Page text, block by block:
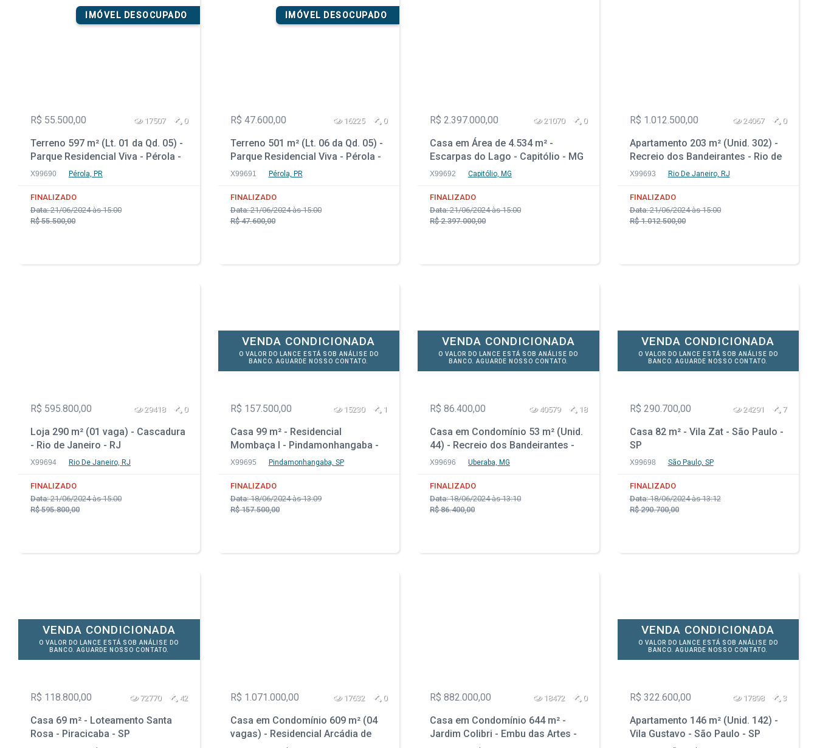
IMÓVEL DESOCUPADO
R$ 55.500,00 17507 0
Terreno 597 m² (Lt. 01 da Qd. 05) -
Parque Residencial Viva - Pérola -
PR
X99690 Pérola, PR
FINALIZADO
Data:21/06/2024 às 15:00
R$ 55.500,00
IMÓVEL DESOCUPADO
R$ 47.600,00 16225 0
Terreno 501 m² (Lt. 06 da Qd. 05) -
Parque Residencial Viva - Pérola -
PR
X99691 Pérola, PR
FINALIZADO
Data:21/06/2024 às 15:00
R$ 47.600,00
R$ 2.397.000,00 21070 0
Casa em Área de 4.534 m² -
Escarpas do Lago - Capitólio - MG
X99692 Capitólio, MG
FINALIZADO
Data:21/06/2024 às 15:00
R$ 2.397.000,00
R$ 1.012.500,00 24067 0
Apartamento 203 m² (Unid. 302) -
Recreio dos Bandeirantes - Rio de
Janeiro - RJ
X99693 Rio De Janeiro, RJ
FINALIZADO
Data:21/06/2024 às 15:00
R$ 1.012.500,00
R$ 595.800,00 29418 0
Loja 290 m² (01 vaga) - Cascadura
- Rio de Janeiro - RJ
X99694 Rio De Janeiro, RJ
FINALIZADO
Data:21/06/2024 às 15:00
R$ 595.800,00
VENDA CONDICIONADA
O VALOR DO LANCE ESTÁ SOB ANÁLISE DO
BANCO. AGUARDE NOSSO CONTATO.
R$ 157.500,00 15230 1
Casa 99 m² - Residencial
Mombaça I - Pindamonhangaba -
SP
X99695 Pindamonhangaba, SP
FINALIZADO
Data:18/06/2024 às 13:09
R$ 157.500,00
VENDA CONDICIONADA
O VALOR DO LANCE ESTÁ SOB ANÁLISE DO
BANCO. AGUARDE NOSSO CONTATO.
R$ 86.400,00 40579 18
Casa em Condomínio 53 m² (Unid.
44) - Recreio dos Bandeirantes -
Uberaba - MG
X99696 Uberaba, MG
FINALIZADO
Data:18/06/2024 às 13:10
R$ 86.400,00
VENDA CONDICIONADA
O VALOR DO LANCE ESTÁ SOB ANÁLISE DO
BANCO. AGUARDE NOSSO CONTATO.
R$ 290.700,00 24291 7
Casa 82 m² - Vila Zat - São Paulo -
SP
X99698 São Paulo, SP
FINALIZADO
Data:18/06/2024 às 13:12
R$ 290.700,00
VENDA CONDICIONADA
O VALOR DO LANCE ESTÁ SOB ANÁLISE DO
BANCO. AGUARDE NOSSO CONTATO.
R$ 118.800,00 72770 42
Casa 69 m² - Loteamento Santa
Rosa - Piracicaba - SP
R$ 1.071.000,00 17632 0
Casa em Condomínio 609 m² (04
vagas) - Residencial Arcádia de
R$ 882.000,00 18472 0
Casa em Condomínio 644 m² -
Jardim Colibri - Embu das Artes -
VENDA CONDICIONADA
O VALOR DO LANCE ESTÁ SOB ANÁLISE DO
BANCO. AGUARDE NOSSO CONTATO.
R$ 322.600,00 17898 3
Apartamento 146 m² (Unid. 142) -
Vila Gustavo - São Paulo - SP